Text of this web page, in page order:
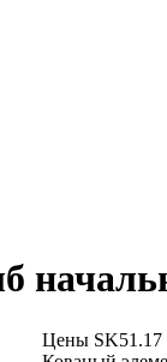
Цены